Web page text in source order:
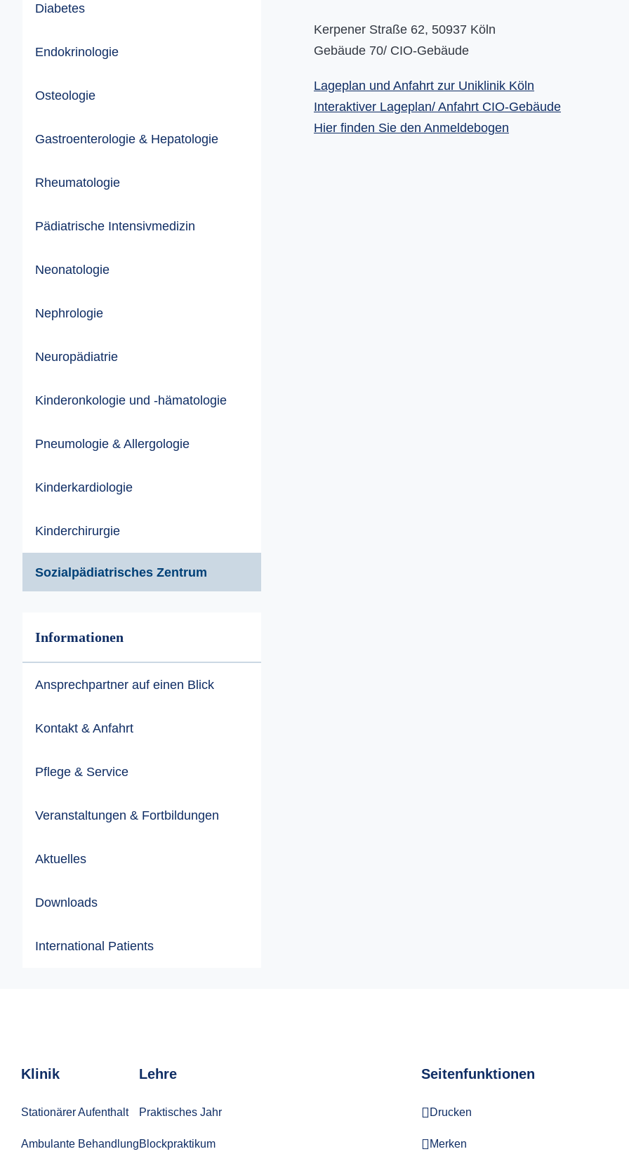
Diabetes
Endokrinologie
Osteologie
Gastroenterologie & Hepatologie
Rheumatologie
Pädiatrische Intensivmedizin
Neonatologie
Nephrologie
Neuropädiatrie
Kinderonkologie und -hämatologie
Pneumologie & Allergologie
Kinderkardiologie
Kinderchirurgie
Sozialpädiatrisches Zentrum
Informationen
Ansprechpartner auf einen Blick
Kontakt & Anfahrt
Pflege & Service
Veranstaltungen & Fortbildungen
Aktuelles
Downloads
International Patients
Kerpener Straße 62, 50937 Köln
Gebäude 70/ CIO-Gebäude
Lageplan und Anfahrt zur Uniklinik Köln
Interaktiver Lageplan/ Anfahrt CIO-Gebäude
Hier finden Sie den Anmeldebogen
Klinik
Stationärer Aufenthalt
Ambulante Behandlung
Lehre
Praktisches Jahr
Blockpraktikum
Seitenfunktionen
Drucken
Merken